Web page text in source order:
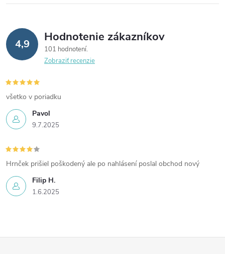
4,9 Hodnotenie zákazníkov
101 hodnotení
Zobraziť recenzie
Pavol
9.7.2025
všetko v poriadku
Filip H.
1.6.2025
Hrnček prišiel poškodený ale po nahlásení poslal obchod nový